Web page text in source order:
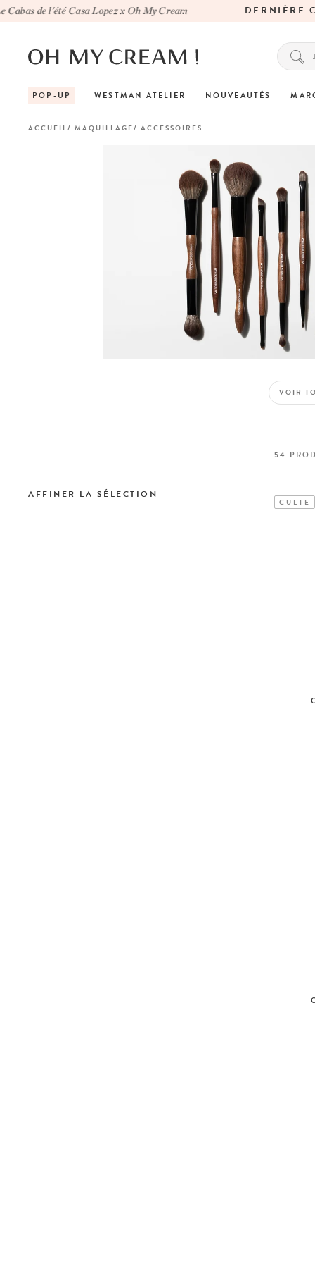
de l'été Casa Lopez x Oh My Cream DERNIÈRE
POP-UP WESTMAN ATELIER NOUVEAUTÉS
ACCUEIL MAQUILLAGE ACCESSOIRES
VOIR
AFFINER LA SÉLECTION
54
CULTE